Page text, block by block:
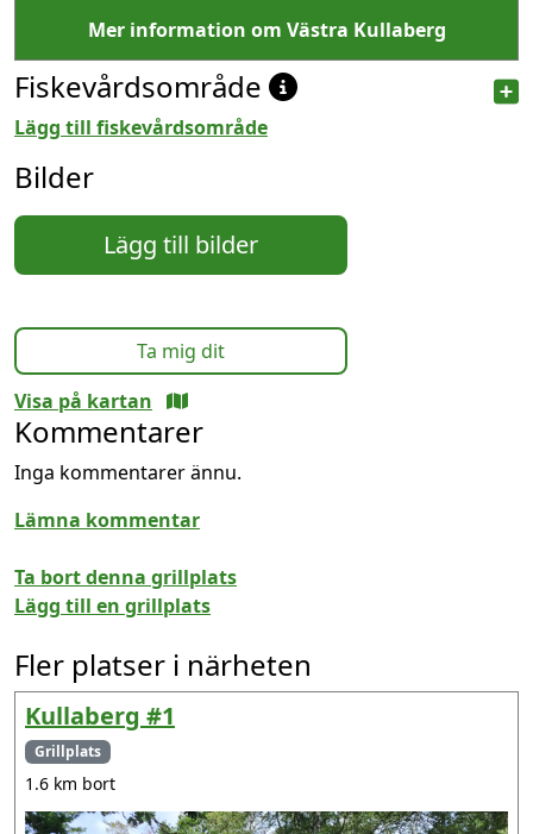
Mer information om Västra Kullaberg
Fiskevårdsområde
Lägg till fiskevårdsområde
Bilder
Lägg till bilder
Ta mig dit
Visa på kartan
Kommentarer
Inga kommentarer ännu.
Lämna kommentar
Ta bort denna grillplats
Lägg till en grillplats
Fler platser i närheten
Kullaberg #1
Grillplats
1.6 km bort